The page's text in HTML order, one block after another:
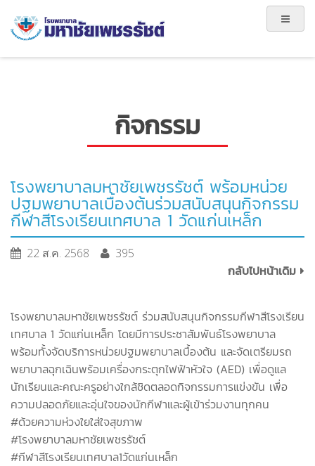
กิจกรรม
โรงพยาบาลมหาชัยเพชรรัชต์ พร้อมหน่วย
ปฐมพยาบาลเบื้องต้นร่วมสนับสนุนกิจกรรม
กีฬาสีโรงเรียนเทศบาล 1 วัดแก่นเหล็ก
22 ส.ค. 2568 395
กลับไปหน้าเดิม
โรงพยาบาลมหาชัยเพชรรัชต์ ร่วมสนับสนุนกิจกรรมกีฬาสีโรงเรียน
เทศบาล 1 วัดแก่นเหล็ก โดยมีการประชาสัมพันธ์โรงพยาบาล
พร้อมทั้งจัดบริการหน่วยปฐมพยาบาลเบื้องต้น และจัดเตรียมรถ
พยาบาลฉุกเฉินพร้อมเครื่องกระตุกไฟฟ้าหัวใจ (AED) เพื่อดูแล
นักเรียนและคณะครูอย่างใกล้ชิดตลอดกิจกรรมการแข่งขัน เพื่อ
ความปลอดภัยและอุ่นใจของนักกีฬาและผู้เข้าร่วมงานทุกคน
#ด้วยความห่วงใยใส่ใจสุขภาพ
#โรงพยาบาลมหาชัยเพชรรัชต์
#กีฬาสีโรงเรียนเทศบาล1วัดแก่นเหล็ก